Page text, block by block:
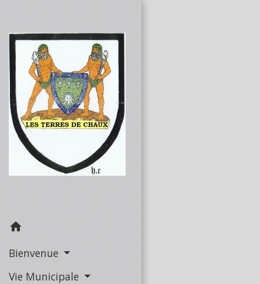
home
Bienvenue
Vie Municipale